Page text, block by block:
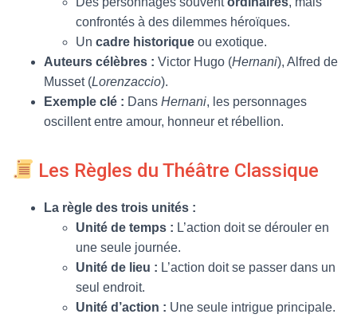
confrontés à des dilemmes héroïques.
Un cadre historique ou exotique.
Auteurs célèbres : Victor Hugo (Hernani), Alfred de
Musset (Lorenzaccio).
Exemple clé : Dans Hernani, les personnages
oscillent entre amour, honneur et rébellion.
Les Règles du Théâtre Classique
La règle des trois unités :
Unité de temps : L’action doit se dérouler en
une seule journée.
Unité de lieu : L’action doit se passer dans un
seul endroit.
Unité d’action : Une seule intrigue principale.